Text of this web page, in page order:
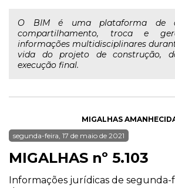
O BIM é uma plataforma de
compartilhamento, troca e
informações multidisciplinares
vida do projeto de construção,
execução final.
MIGALHAS
segunda-feira, 17 de maio de 2021
MIGALHAS nº 5.103
Informações jurídicas de segunda-